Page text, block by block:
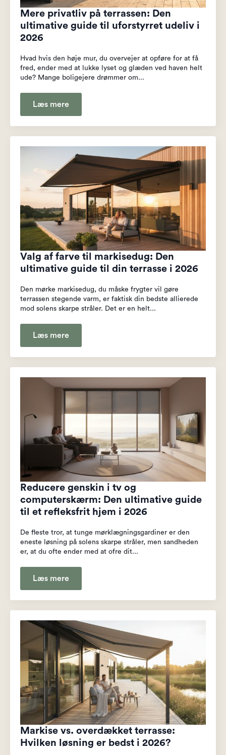
Mere privatliv på terrassen: Den
ultimative guide til uforstyrret udeliv i
2026
Hvad hvis den høje mur, du overvejer at opføre for at få
fred, ender med at lukke lyset og glæden ved haven helt
ude? Mange boligejere drømmer om...
Læs mere
Valg af farve til markisedug: Den
ultimative guide til din terrasse i 2026
Den mørke markisedug, du måske frygter vil gøre
terrassen stegende varm, er faktisk din bedste allierede
mod solens skarpe stråler. Det er en helt...
Læs mere
Reducere genskin i tv og
computerskærm: Den ultimative guide
til et refleksfrit hjem i 2026
De fleste tror, at tunge mørklægningsgardiner er den
eneste løsning på solens skarpe stråler, men sandheden
er, at du ofte ender med at ofre dit...
Læs mere
Markise vs. overdækket terrasse:
Hvilken løsning er bedst i 2026?